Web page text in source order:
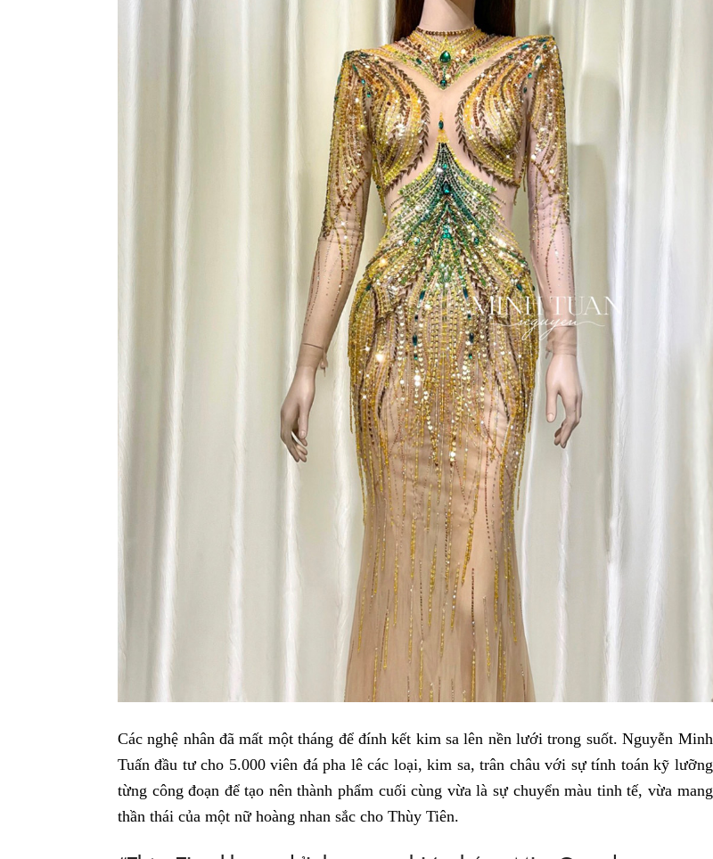
Các nghệ nhân đã mất một tháng để đính kết kim sa lên nền lưới trong suốt. Nguyễn Minh
Tuấn đầu tư cho 5.000 viên đá pha lê các loại, kim sa, trân châu với sự tính toán kỹ lưỡng
từng công đoạn để tạo nên thành phẩm cuối cùng vừa là sự chuyển màu tinh tế, vừa mang
thần thái của một nữ hoàng nhan sắc cho Thùy Tiên.